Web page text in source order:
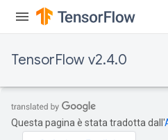
TensorFlow v2.4.0
Questa pagina è stata tradotta dall'